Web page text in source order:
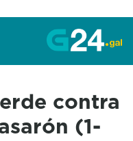
contra
(1-